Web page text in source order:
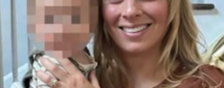
El emotivo mensaje de Día de la Madre que publicó
Shakira en sus redes sociales y acompañada de sus hijos,
recibió el llamativo «me gusta de Antonio de la Rúa –
crédito @shakira/Instagram
El gesto no pasó desapercibido y generó inquietudes